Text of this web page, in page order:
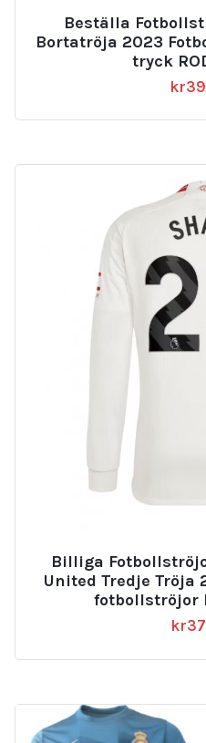
Beställa
Bortatröja 2023
tryck
kr
Billiga
United Tredje Tröja
fotbollströjor
kr